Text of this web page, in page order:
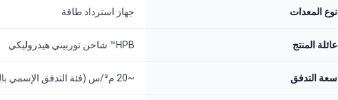
نوع المعدات جهاز استرداد طاقة
عائلة المنتج HPB™ شاحن توربيني هيدروليكي
سعة التدفق ~20 م³/س (فئة التدفق الإسمي بالنسبة للموديل)